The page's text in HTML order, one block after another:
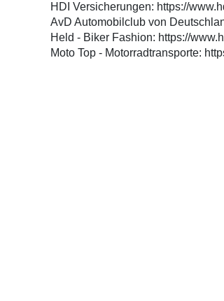
HDI Versicherungen: https://
AvD Automobilclub von
Held - Biker Fashion: https://
Moto Top - Motorradtransporte: